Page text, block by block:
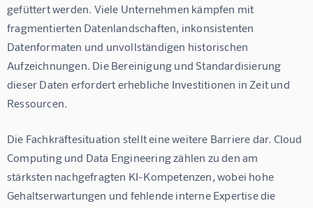
gefüttert werden. Viele Unternehmen kämpfen mit
fragmentierten Datenlandschaften, inkonsistenten
Datenformaten und unvollständigen historischen
Aufzeichnungen. Die Bereinigung und Standardisierung
dieser Daten erfordert erhebliche Investitionen in Zeit und
Ressourcen.
Die Fachkräftesituation stellt eine weitere Barriere dar. Cloud
Computing und Data Engineering zählen zu den am
stärksten nachgefragten KI-Kompetenzen, wobei hohe
Gehaltserwartungen und fehlende interne Expertise die